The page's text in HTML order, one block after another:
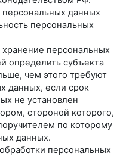
персональных данных
персональных
персональных
определить субъекта
чем этого требуют
данных, если срок
не установлен
стороной которого,
по которому
данных.
персональных